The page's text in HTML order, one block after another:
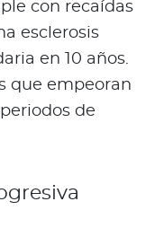
con recaídas
esclerosis
en 10 años.
que empeoran
de